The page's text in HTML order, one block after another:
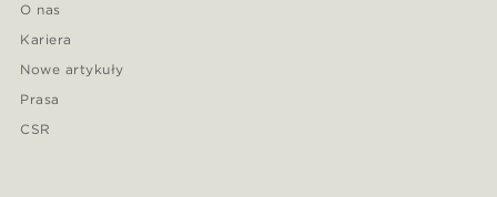
O nas
Kariera
Nowe artykuły
Prasa
CSR